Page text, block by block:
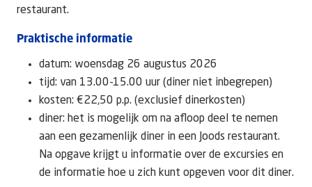
restaurant.
Praktische informatie
datum: woensdag 26 augustus 2026
tijd: van 13.00-15.00 uur (diner niet inbegrepen)
kosten: €22,50 p.p. (exclusief dinerkosten)
diner: het is mogelijk om na afloop deel te nemen
aan een gezamenlijk diner in een Joods restaurant.
Na opgave krijgt u informatie over de excursies en
de informatie hoe u zich kunt opgeven voor dit diner.